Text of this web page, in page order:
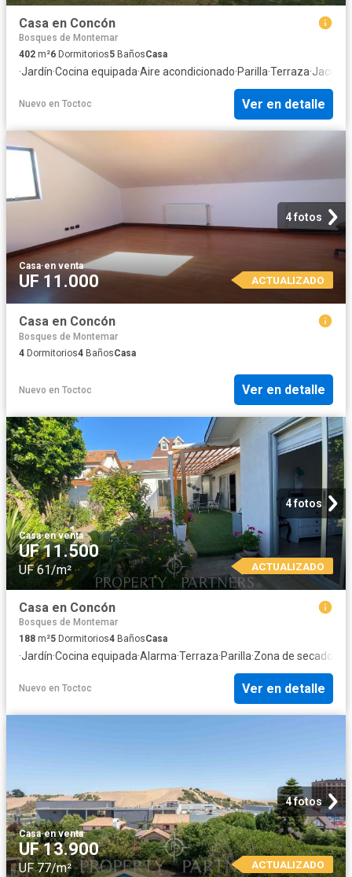
Casa en Concón
Bosques de Montemar
402 m²6 Dormitorios5 BañosCasa
·Jardín·Cocina equipada·Aire acondicionado·Parilla·Terraza·Jacuzzi
Nuevo en Toctoc Ver en detalle
4 fotos
Casa·en venta
UF 11.000 ACTUALIZADO
Casa en Concón
Bosques de Montemar
4 Dormitorios4 BañosCasa
Nuevo en Toctoc Ver en detalle
4 fotos
Casa·en venta
UF 11.500
UF 61/m² ACTUALIZADO
Casa en Concón
Bosques de Montemar
188 m²5 Dormitorios4 BañosCasa
·Jardín·Cocina equipada·Alarma·Terraza·Parilla·Zona de secado
Nuevo en Toctoc Ver en detalle
4 fotos
Casa·en venta
UF 13.900
UF 77/m² ACTUALIZADO